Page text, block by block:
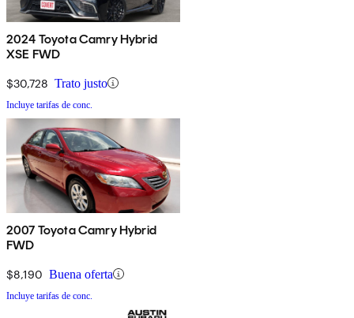
2024 Toyota Camry Hybrid
XSE FWD
$30,728 Trato justo
Incluye tarifas de conc.
2007 Toyota Camry Hybrid
FWD
$8,190 Buena oferta
Incluye tarifas de conc.